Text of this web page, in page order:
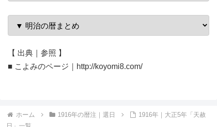
【 出典｜参照 】
■ こよみのページ｜http://koyomi8.com/
ホーム 1916年の暦注｜選日
1916年｜大正5年「天赦